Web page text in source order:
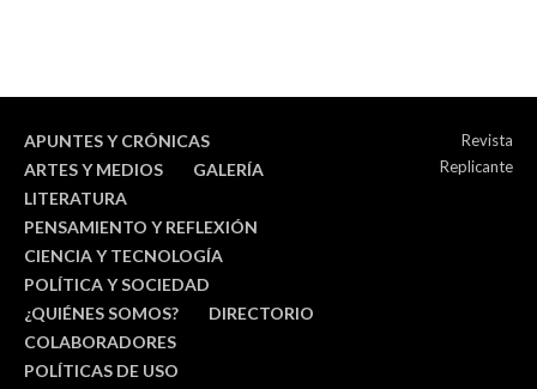
APUNTES Y CRÓNICAS
ARTES Y MEDIOS
GALERÍA
LITERATURA
PENSAMIENTO Y REFLEXIÓN
CIENCIA Y TECNOLOGÍA
POLÍTICA Y SOCIEDAD
¿QUIÉNES SOMOS?
DIRECTORIO
COLABORADORES
POLÍTICAS DE USO
Revista
Replicante